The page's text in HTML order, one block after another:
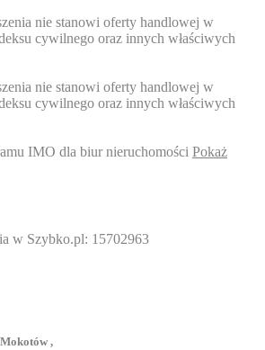
nie stanowi oferty handlowej w
cywilnego oraz innych właściwych
nie stanowi oferty handlowej w
cywilnego oraz innych właściwych
IMO dla biur nieruchomości Pokaż
w Szybko.pl: 15702963
,